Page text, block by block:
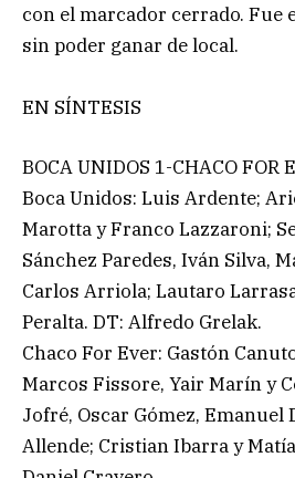
con el marcador cerrado. Fue
sin poder ganar de local.
EN SÍNTESIS
BOCA UNIDOS 1-CHACO FOR
Boca Unidos: Luis Ardente;
Marotta y Franco Lazzaroni;
Sánchez Paredes, Iván Silva,
Carlos Arriola; Lautaro
Peralta. DT: Alfredo Grelak.
Chaco For Ever: Gastón
Marcos Fissore, Yair Marín y
Jofré, Oscar Gómez, Emanuel
Allende; Cristian Ibarra y